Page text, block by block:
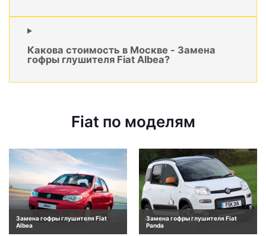
Какова стоимость в Москве - Замена
гофры глушителя Fiat Albea?
Fiat по моделям
Замена гофры глушителя Fiat
Albea
Замена гофры глушителя Fiat
Panda